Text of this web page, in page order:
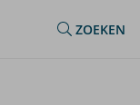
ZOEKEN